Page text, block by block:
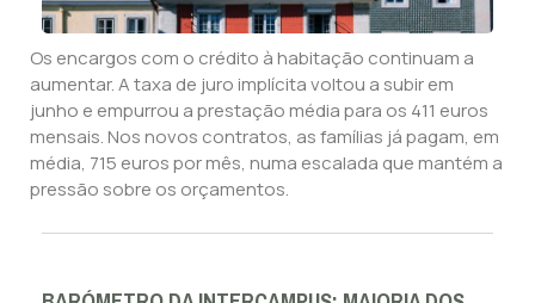
Os encargos com o crédito à habitação continuam a
aumentar. A taxa de juro implícita voltou a subir em
junho e empurrou a prestação média para os 411 euros
mensais. Nos novos contratos, as famílias já pagam, em
média, 715 euros por mês, numa escalada que mantém a
pressão sobre os orçamentos.